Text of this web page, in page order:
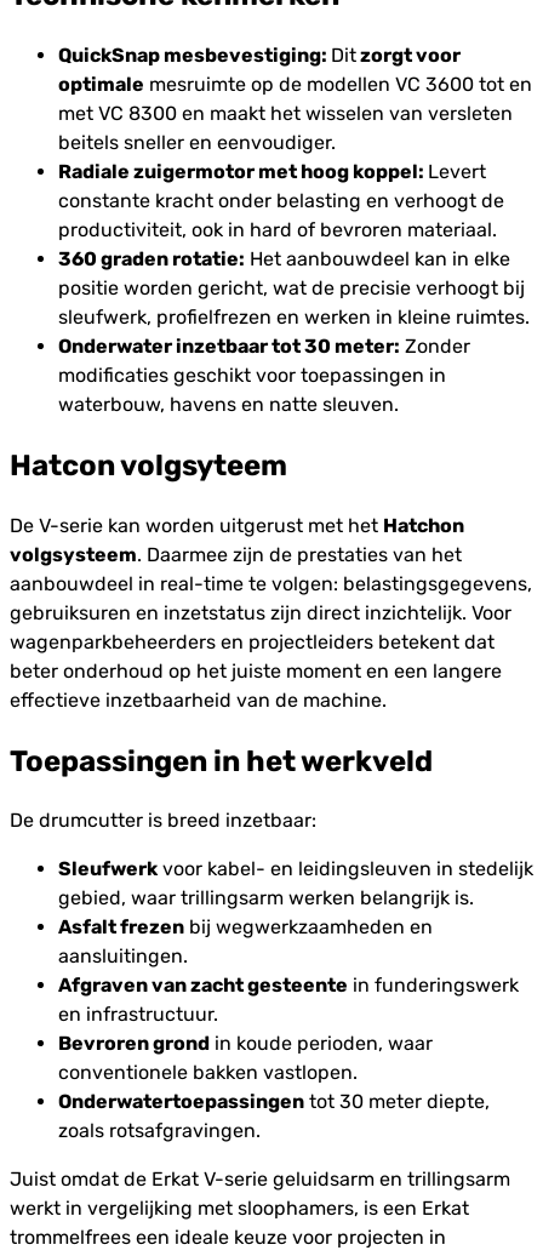
QuickSnap mesbevestiging: Ditzorgt voor
optimale mesruimte op de modellen VC 3600 tot en
met VC 8300 en maakt het wisselen van versleten
beitels sneller en eenvoudiger.
Radiale zuigermotor met hoog koppel: Levert
constante kracht onder belasting en verhoogt de
productiviteit, ook in hard of bevroren materiaal.
360 graden rotatie: Het aanbouwdeel kan in elke
positie worden gericht, wat de precisie verhoogt bij
sleufwerk, profielfrezen en werken in kleine ruimtes.
Onderwater inzetbaar tot 30 meter: Zonder
modificaties geschikt voor toepassingen in
waterbouw, havens en natte sleuven.
Hatcon volgsyteem
De V-serie kan worden uitgerust met het Hatchon
volgsysteem. Daarmee zijn de prestaties van het
aanbouwdeel in real-time te volgen: belastingsgegevens,
gebruiksuren en inzetstatus zijn direct inzichtelijk. Voor
wagenparkbeheerders en projectleiders betekent dat
beter onderhoud op het juiste moment en een langere
effectieve inzetbaarheid van de machine.
Toepassingen in het werkveld
De drumcutter is breed inzetbaar:
Sleufwerkvoor kabel- en leidingsleuven in stedelijk
gebied, waar trillingsarm werken belangrijk is.
Asfalt frezen bij wegwerkzaamheden en
aansluitingen.
Afgraven van zacht gesteente in funderingswerk
en infrastructuur.
Bevroren grond in koude perioden, waar
conventionele bakken vastlopen.
Onderwatertoepassingen tot 30 meter diepte,
zoals rotsafgravingen.
Juist omdat de Erkat V-serie geluidsarm en trillingsarm
werkt in vergelijking met sloophamers, is een Erkat
trommelfrees een ideale keuze voor projecten in